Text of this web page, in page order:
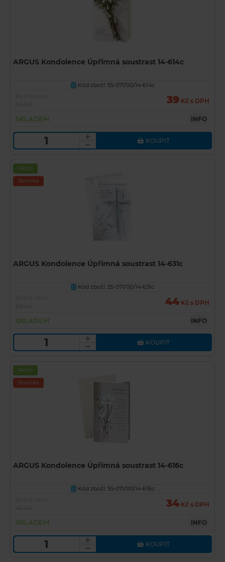
ARGUS Kondolence Úpřimná soustrast 14-614c
U Kód zboží: 55-071/00/14-614c
39 Kč s DPH
SKLADEM INFO
KOUPIT
Akční
Novinka
ARGUS Kondolence Úpřimná soustrast 14-631c
U
Kód zboží: 55-071/00/14-631c
44 Kč s DPH
SKLADEM INFO
KOUPIT
Akční
Novinka
ARGUS Kondolence Úpřimná soustrast 14-616c
U Kód zboží: 55-071/00/14-616c
34 Kč s DPH
SKLADEM INFO
KOUPIT